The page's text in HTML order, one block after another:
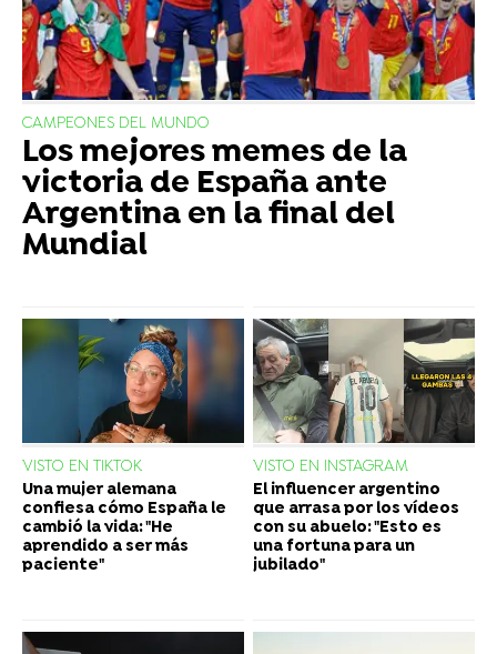
CAMPEONES DEL MUNDO
Los mejores memes de la
victoria de España ante
Argentina en la final del
Mundial
VISTO EN TIKTOK
Una mujer alemana
confiesa cómo España le
cambió la vida: "He
aprendido a ser más
paciente"
VISTO EN INSTAGRAM
El influencer argentino
que arrasa por los vídeos
con su abuelo: "Esto es
una fortuna para un
jubilado"